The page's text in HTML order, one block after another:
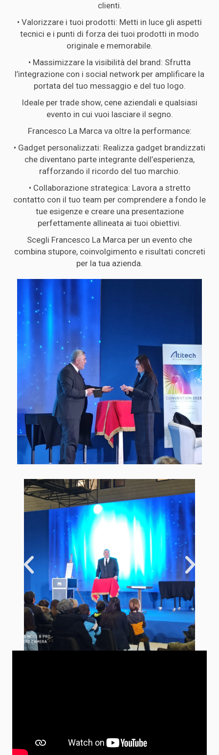
clienti.
• Valorizzare i tuoi prodotti: Metti in luce gli aspetti
tecnici e i punti di forza dei tuoi prodotti in modo
originale e memorabile.
• Massimizzare la visibilità del brand: Sfrutta
l’integrazione con i social network per amplificare la
portata del tuo messaggio e del tuo logo.
Ideale per trade show, cene aziendali e qualsiasi
evento in cui vuoi lasciare il segno.
Francesco La Marca va oltre la performance:
• Gadget personalizzati: Realizza gadget brandizzati
che diventano parte integrante dell’esperienza,
rafforzando il ricordo del tuo marchio.
• Collaborazione strategica: Lavora a stretto
contatto con il tuo team per comprendere a fondo le
tue esigenze e creare una presentazione
perfettamente allineata ai tuoi obiettivi.
Scegli Francesco La Marca per un evento che
combina stupore, coinvolgimento e risultati concreti
per la tua azienda.